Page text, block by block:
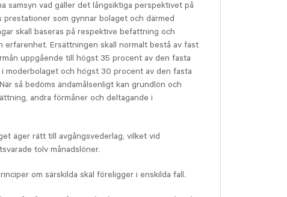
samsyn vad gäller det långsiktiga perspektivet på
som gynnar bolaget och därmed
skall baseras på respektive befattning och
Ersättningen skall normalt bestå av fast
uppgående till högst 35 procent av den fasta
moderbolaget och högst 30 procent av den fasta
så bedöms ändamålsenligt kan grundlön och
andra förmåner och deltagande i
äger rätt till avgångsvederlag, vilket vid
tolv månadslöner.
om särskilda skäl föreligger i enskilda fall.